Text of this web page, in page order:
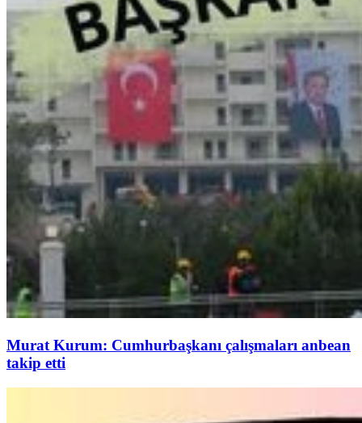
Murat Kurum: Cumhurbaşkanı çalışmaları anbean
takip etti